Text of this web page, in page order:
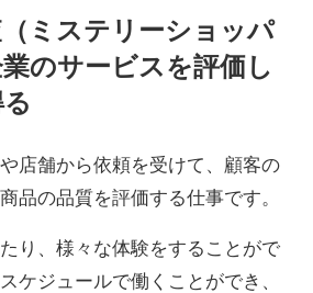
（ミステリーショッパ
のサービスを評価し
店舗から依頼を受けて、顧客の
品の品質を評価する仕事です。
り、様々な体験をすることがで
ケジュールで働くことができ、